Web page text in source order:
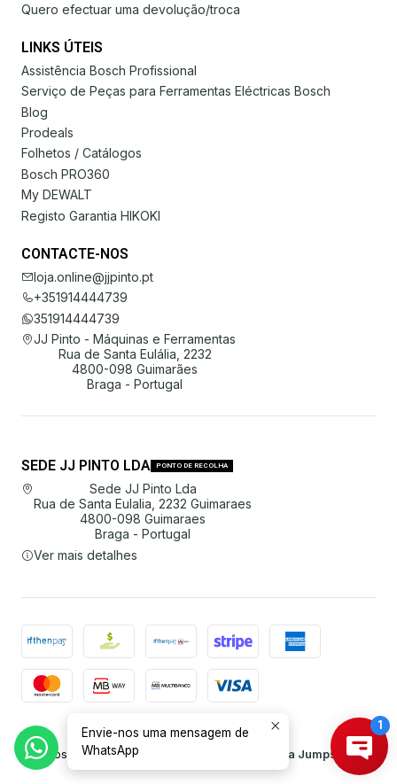
Quero efectuar uma devolução/troca
LINKS ÚTEIS
Assistência Bosch Profissional
Serviço de Peças para Ferramentas Eléctricas Bosch
Blog
Prodeals
Folhetos / Catálogos
Bosch PRO360
My DEWALT
Registo Garantia HIKOKI
CONTACTE-NOS
loja.online@jjpinto.pt
+351914444739
351914444739
JJ Pinto - Máquinas e Ferramentas
Rua de Santa Eulália, 2232
4800-098 Guimarães
Braga - Portugal
SEDE JJ PINTO LDA PONTO DE RECOLHA
Sede JJ Pinto Lda
Rua de Santa Eulalia, 2232 Guimaraes
4800-098 Guimaraes
Braga - Portugal
Ver mais detalhes
2026 JJ Pinto Lda.
Todos os Direitos Reservados.
Com tecnologia Jumpseller.
Envie-nos uma mensagem de
WhatsApp